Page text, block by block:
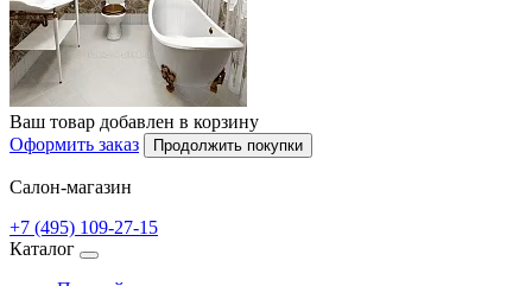
Ваш товар добавлен в корзину
Оформить заказ
Продолжить покупки
Салон-магазин
+7 (495) 109-27-15
Каталог